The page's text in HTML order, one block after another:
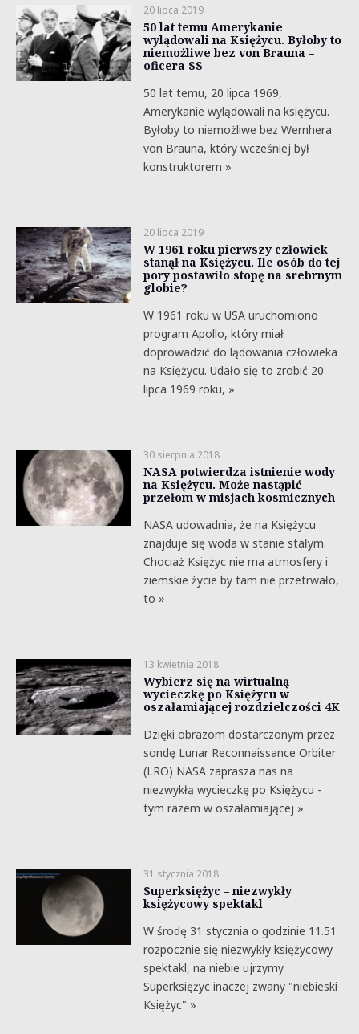
20 lipca 2019
50 lat temu Amerykanie
wylądowali na Księżycu. Byłoby to
niemożliwe bez von Brauna –
oficera SS
50 lat temu, 20 lipca 1969,
Amerykanie wylądowali na księżycu.
Byłoby to niemożliwe bez Wernhera
von Brauna, który wcześniej był
konstruktorem »
20 lipca 2019
W 1961 roku pierwszy człowiek
stanął na Księżycu. Ile osób do tej
pory postawiło stopę na srebrnym
globie?
W 1961 roku w USA uruchomiono
program Apollo, który miał
doprowadzić do lądowania człowieka
na Księżycu. Udało się to zrobić 20
lipca 1969 roku, »
30 sierpnia 2018
NASA potwierdza istnienie wody
na Księżycu. Może nastąpić
przełom w misjach kosmicznych
NASA udowadnia, że na Księżycu
znajduje się woda w stanie stałym.
Chociaż Księżyc nie ma atmosfery i
ziemskie życie by tam nie przetrwało,
to »
13 kwietnia 2018
Wybierz się na wirtualną
wycieczkę po Księżycu w
oszałamiającej rozdzielczości 4K
Dzięki obrazom dostarczonym przez
sondę Lunar Reconnaissance Orbiter
(LRO) NASA zaprasza nas na
niezwykłą wycieczkę po Księżycu -
tym razem w oszałamiającej »
31 stycznia 2018
Superksiężyc – niezwykły
księżycowy spektakl
W środę 31 stycznia o godzinie 11.51
rozpocznie się niezwykły księżycowy
spektakl, na niebie ujrzymy
Superksiężyc inaczej zwany "niebieski
Księżyc" »